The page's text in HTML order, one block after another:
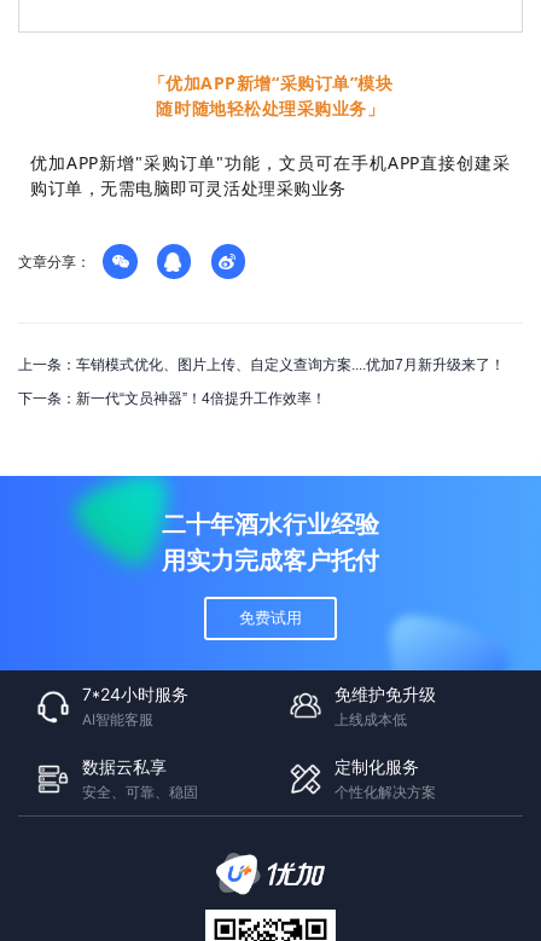
「优加APP新增“采购订单”模块
随时随地轻松处理采购业务」
优加APP新增"采购订单"功能，文员可在手机APP直接创建采
购订单，无需电脑即可灵活处理采购业务
文章分享：
上一条：车销模式优化、图片上传、自定义查询方案....优加7月新升级来了！
下一条：新一代“文员神器”！4倍提升工作效率！
二十年酒水行业经验
用实力完成客户托付
免费试用
7*24小时服务
AI智能客服
免维护免升级
上线成本低
数据云私享
安全、可靠、稳固
定制化服务
个性化解决方案